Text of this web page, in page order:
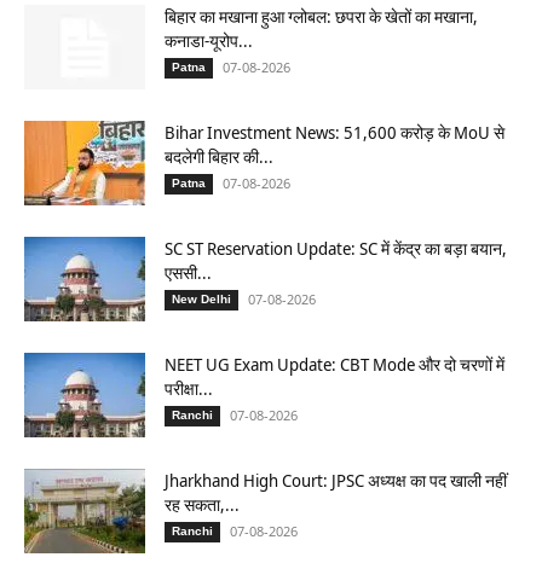
बिहार का मखाना हुआ ग्लोबल: छपरा के खेतों का मखाना,
कनाडा-यूरोप...
Patna 07-08-2026
Bihar Investment News: 51,600 करोड़ के MoU से
बदलेगी बिहार की...
Patna 07-08-2026
SC ST Reservation Update: SC में केंद्र का बड़ा बयान,
एससी...
New Delhi 07-08-2026
NEET UG Exam Update: CBT Mode और दो चरणों में
परीक्षा...
Ranchi 07-08-2026
Jharkhand High Court: JPSC अध्यक्ष का पद खाली नहीं
रह सकता,...
Ranchi 07-08-2026